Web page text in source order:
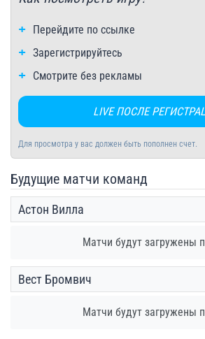
Перейдите по ссылке
Зарегистрируйтесь
Смотрите без рекламы
LIVE ПОСЛЕ
Для просмотра у вас должен быть пополнен счет.
Будущие матчи команд
Астон Вилла
Матчи будут загружены
Вест Бромвич
Матчи будут загружены